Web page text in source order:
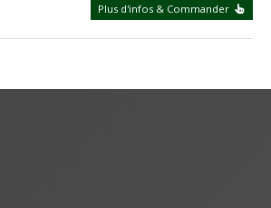
Plus d'infos & Commander